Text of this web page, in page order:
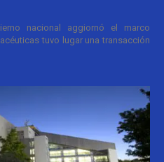
nacional aggiornó el marco
tuvo lugar una transacción